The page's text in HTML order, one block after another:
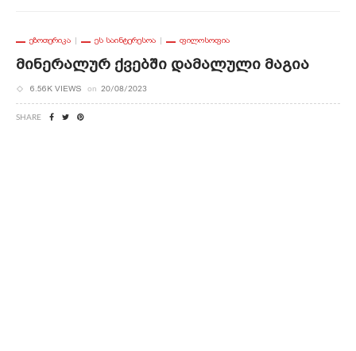
ᲔᲖᲝᲗᲔᲠᲘᲙᲐ ᲔᲡ ᲡᲐᲘᲜᲢᲔᲠᲔᲡᲝᲐ ᲤᲘᲚᲝᲡᲝᲤᲘᲐ
Მინერალურ Ქვებში Დამალული Მაგია
6.56K VIEWS on 20/08/2023
SHARE